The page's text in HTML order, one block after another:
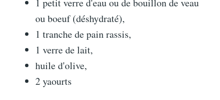
ou boeuf (déshydraté),
1 tranche de pain rassis,
1 verre de lait,
huile d'olive,
2 yaourts